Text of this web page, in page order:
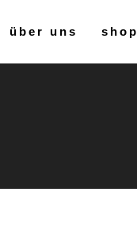
über uns shop